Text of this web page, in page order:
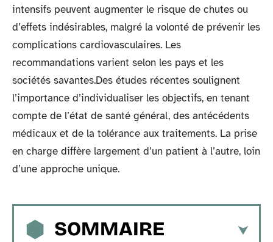
intensifs peuvent augmenter le risque de chutes ou
d’effets indésirables, malgré la volonté de prévenir les
complications cardiovasculaires. Les
recommandations varient selon les pays et les
sociétés savantes.Des études récentes soulignent
l’importance d’individualiser les objectifs, en tenant
compte de l’état de santé général, des antécédents
médicaux et de la tolérance aux traitements. La prise
en charge diffère largement d’un patient à l’autre, loin
d’une approche unique.
SOMMAIRE